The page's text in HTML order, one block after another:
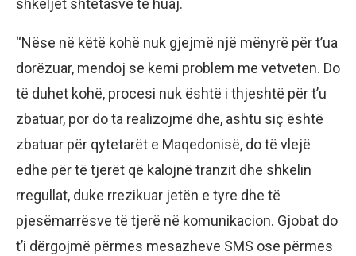
shkeljet shtetasve të huaj.
“Nëse në këtë kohë nuk gjejmë një mënyrë për t’ua
dorëzuar, mendoj se kemi problem me vetveten. Do
të duhet kohë, procesi nuk është i thjeshtë për t’u
zbatuar, por do ta realizojmë dhe, ashtu siç është
zbatuar për qytetarët e Maqedonisë, do të vlejë
edhe për të tjerët që kalojnë tranzit dhe shkelin
rregullat, duke rrezikuar jetën e tyre dhe të
pjesëmarrësve të tjerë në komunikacion. Gjobat do
t’i dërgojmë përmes mesazheve SMS ose përmes